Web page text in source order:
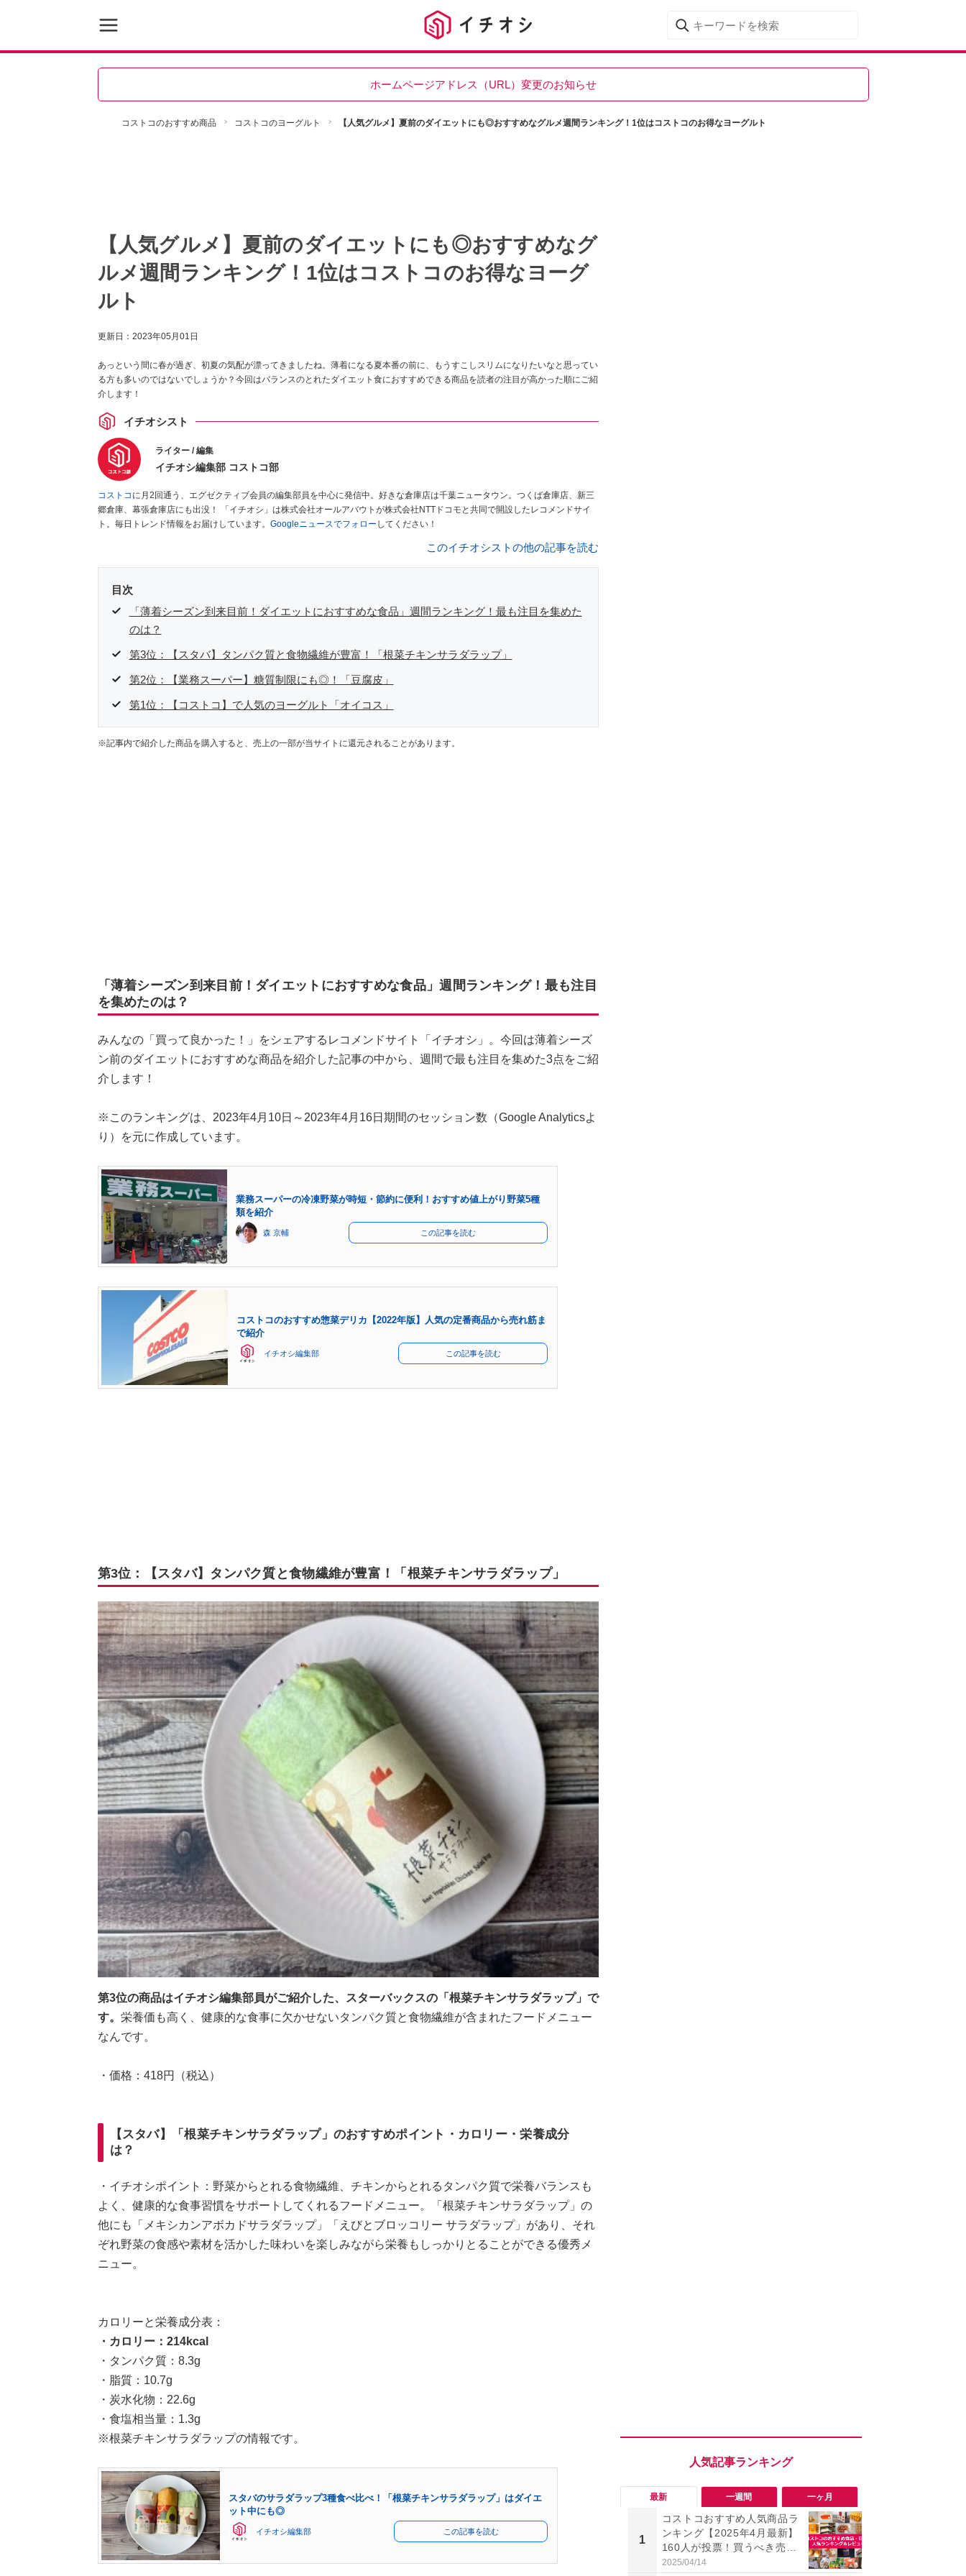
ホームページアドレス（URL）変更のお知らせ
コストコのおすすめ商品 コストコのヨーグルト 【人気グルメ】夏前のダイエットにも◎おすすめなグルメ週間ランキング！1位はコストコのお得なヨーグルト
【人気グルメ】夏前のダイエットにも◎おすすめなグ
ルメ週間ランキング！1位はコストコのお得なヨーグ
ルト
更新日： 2023年05月01日
あっという間に春が過ぎ、初夏の気配が漂ってきましたね。薄着になる夏本番の前に、もうすこしスリムになりたいなと思ってい
る方も多いのではないでしょうか？今回はバランスのとれたダイエット食におすすめできる商品を読者の注目が高かった順にご紹
介します！
イチオシスト
ライター / 編集
イチオシ編集部 コストコ部
コストコ に月2回通う、エグゼクティブ会員の編集部員を中心に発信中。好きな倉庫店は千葉ニュータウン。つくば倉庫店、新三
郷倉庫、幕張倉庫店にも出没！ 「イチオシ」は株式会社オールアバウトが株式会社NTTドコモと共同で開設したレコメンドサイ
ト。毎日トレンド情報をお届けしています。 Googleニュースでフォロー してください！
このイチオシストの他の記事を読む
目次
「薄着シーズン到来目前！ダイエットにおすすめな食品」週間ランキング！最も注目を集めた
のは？
第3位：【スタバ】タンパク質と食物繊維が豊富！「根菜チキンサラダラップ」
第2位：【業務スーパー】糖質制限にも◎！「豆腐皮」
第1位：【コストコ】で人気のヨーグルト「オイコス」
※記事内で紹介した商品を購入すると、売上の一部が当サイトに還元されることがあります。
「薄着シーズン到来目前！ダイエットにおすすめな食品」週間ランキング！最も注目
を集めたのは？
みんなの「買って良かった！」をシェアするレコメンドサイト「イチオシ」。今回は薄着シーズ
ン前のダイエットにおすすめな商品を紹介した記事の中から、週間で最も注目を集めた3点をご紹
介します！
※このランキングは、2023年4月10日～2023年4月16日期間のセッション数（Google Analyticsよ
り）を元に作成しています。
業務スーパーの冷凍野菜が時短・節約に便利！おすすめ値上がり野菜5種
類を紹介
森 京輔 この記事を読む
コストコのおすすめ惣菜デリカ【2022年版】人気の定番商品から売れ筋ま
で紹介
イチオシ編集部 この記事を読む
第3位：【スタバ】タンパク質と食物繊維が豊富！「根菜チキンサラダラップ」
第3位の商品はイチオシ編集部員がご紹介した、スターバックスの「根菜チキンサラダラップ」で
す。 栄養価も高く、健康的な食事に欠かせないタンパク質と食物繊維が含まれたフードメニュー
なんです。
・価格：418円（税込）
【スタバ】「根菜チキンサラダラップ」のおすすめポイント・カロリー・栄養成分
は？
・イチオシポイント：野菜からとれる食物繊維、チキンからとれるタンパク質で栄養バランスも
よく、健康的な食事習慣をサポートしてくれるフードメニュー。「根菜チキンサラダラップ」の
他にも「メキシカンアボカドサラダラップ」「えびとブロッコリー サラダラップ」があり、それ
ぞれ野菜の食感や素材を活かした味わいを楽しみながら栄養もしっかりとることができる優秀メ
ニュー。
カロリーと栄養成分表：
・カロリー：214kcal
・タンパク質：8.3g
・脂質：10.7g
・炭水化物：22.6g
・食塩相当量：1.3g
※根菜チキンサラダラップの情報です。
スタバのサラダラップ3種食べ比べ！「根菜チキンサラダラップ」はダイエ
ット中にも◎
イチオシ編集部 この記事を読む
最新 一週間 一ヶ月
1
コストコおすすめ人気商品ラ
ンキング【2025年4月最新】
160人が投票！買うべき売れ
筋食品惣菜・日用品雑貨＆セ
2025/04/14